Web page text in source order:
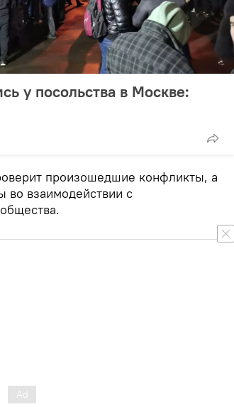
у посольства в Москве:
произошедшие конфликты, а
во взаимодействии с